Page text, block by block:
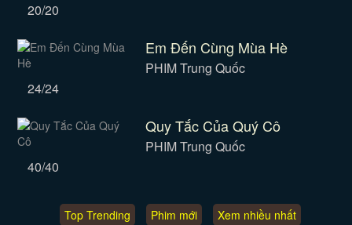
20/20
Em Đến Cùng Mùa Hè
PHIM Trung Quốc
24/24
Quy Tắc Của Quý Cô
PHIM Trung Quốc
40/40
Top Trending Phim mới Xem nhiều nhất